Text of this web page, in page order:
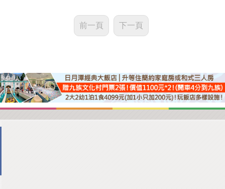
前一頁 下一頁